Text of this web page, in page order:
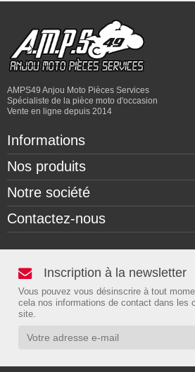
AMPS49 Anjou Moto Pièces Services
Spécialiste de la pièce moto d'occasion
Vente en ligne depuis 2014
Informations
Nos produits
Notre société
Contactez-nous
Inscription à la newsletter
Vous pouvez vous désinscrire à tout
cela nos informations de contact dans les
site.